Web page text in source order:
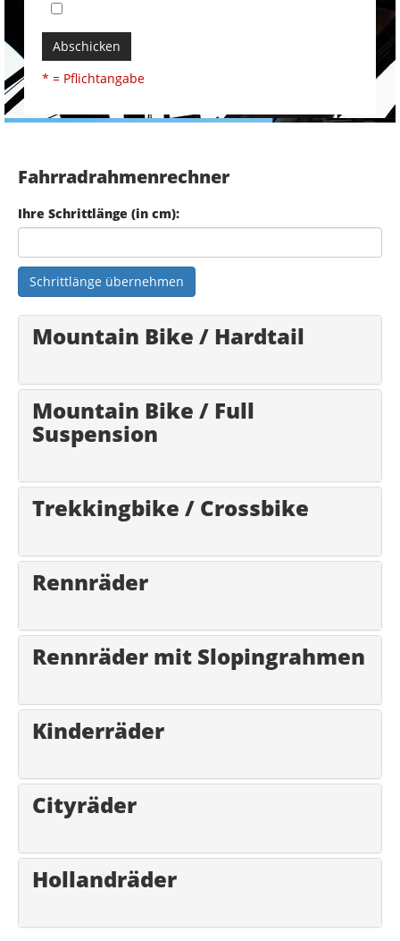
Abschicken
* = Pflichtangabe
Fahrradrahmenrechner
Ihre Schrittlänge (in cm):
Schrittlänge übernehmen
Mountain Bike / Hardtail
Mountain Bike / Full
Suspension
Trekkingbike / Crossbike
Rennräder
Rennräder mit Slopingrahmen
Kinderräder
Cityräder
Hollandräder